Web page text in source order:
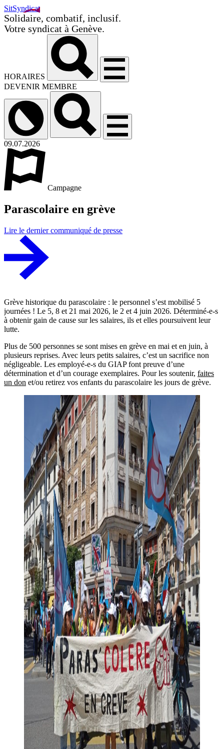
SitSyndicat
Solidaire, combatif, inclusif.
Votre syndicat à Genève.
HORAIRES
DEVENIR MEMBRE
09.07.2026
Campagne
Parascolaire en grève
Lire le dernier communiqué de presse
Grève historique du parascolaire : le personnel s’est mobilisé 5
journées ! Le 5, 8 et 21 mai 2026, le 2 et 4 juin 2026. Déterminé-e-s
à obtenir gain de cause sur les salaires, ils et elles poursuivent leur
lutte.
Plus de 500 personnes se sont mises en grève en mai et en juin, à
plusieurs reprises. Avec leurs petits salaires, c’est un sacrifice non
négligeable. Les employé-e-s du GIAP font preuve d’une
détermination et d’un courage exemplaires. Pour les soutenir, faites
un don et/ou retirez vos enfants du parascolaire les jours de grève.